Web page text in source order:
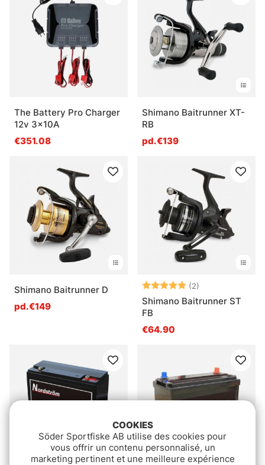
The Battery Pro Charger
12v 3x10A
€351.08
Shimano Baitrunner XT-
RB
pd.€139
Shimano Baitrunner D
pd.€149
Note: (2)
Shimano Baitrunner ST
FB
€64.90
COOKIES
Söder Sportfiske AB utilise des cookies pour
vous offrir un contenu personnalisé, un
marketing pertinent et une meilleure expérience